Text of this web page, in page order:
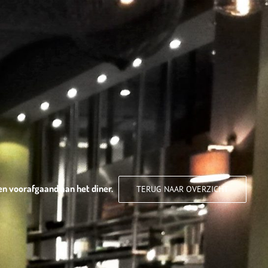
voorafgaand aan het diner. TERUG NAAR OVERZICHT